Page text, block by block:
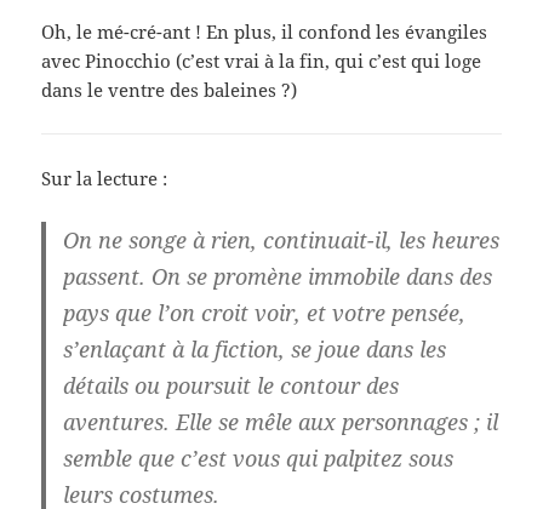
Oh, le mé-cré-ant ! En plus, il confond les évangiles
avec Pinocchio (c’est vrai à la fin, qui c’est qui loge
dans le ventre des baleines ?)
Sur la lecture :
On ne songe à rien, continuait-il, les heures
passent. On se promène immobile dans des
pays que l’on croit voir, et votre pensée,
s’enlaçant à la fiction, se joue dans les
détails ou poursuit le contour des
aventures. Elle se mêle aux personnages ; il
semble que c’est vous qui palpitez sous
leurs costumes.